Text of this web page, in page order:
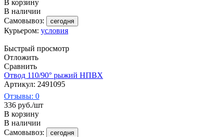
В корзину
В наличии
Самовывоз:
сегодня
Курьером: условия
Быстрый просмотр
Отложить
Сравнить
Отвод 110/90° рыжий НПВХ
Артикул: 2491095
Отзывы: 0
336 руб./шт
В корзину
В наличии
Самовывоз:
сегодня